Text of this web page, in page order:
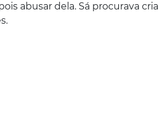
abusar dela. Sá procurava